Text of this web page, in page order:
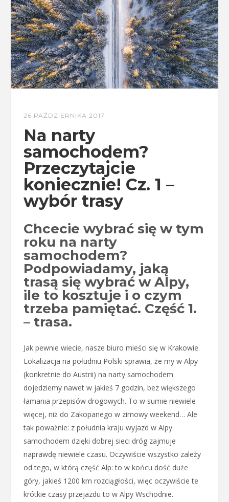
26 PAŹDZIERNIKA 2017
Na narty
samochodem?
Przeczytajcie
koniecznie! Cz. 1 –
wybór trasy
Chcecie wybrać się w tym
roku na narty
samochodem?
Podpowiadamy, jaką
trasą się wybrać w Alpy,
ile to kosztuje i o czym
trzeba pamiętać. Część 1.
– trasa.
Jak pewnie wiecie, nasze biuro mieści się w Krakowie.
Lokalizacja na południu Polski sprawia, że my w Alpy
(konkretnie do Austrii) na narty samochodem
dojedziemy nawet w jakieś 7 godzin, bez większego
łamania przepisów drogowych. To w sumie niewiele
więcej, niż do Zakopanego w zimowy weekend… Ale
tak poważnie: z południa kraju wyjazd w Alpy
samochodem dzięki dobrej sieci dróg zajmuje
naprawdę niewiele czasu. Oczywiście wszystko zależy
od tego, w którą część Alp: to w końcu dość duże
góry, jakieś 1200 km rozciągłości, więc oczywiście te
krótkie czasy przejazdu to w Alpy Wschodnie.